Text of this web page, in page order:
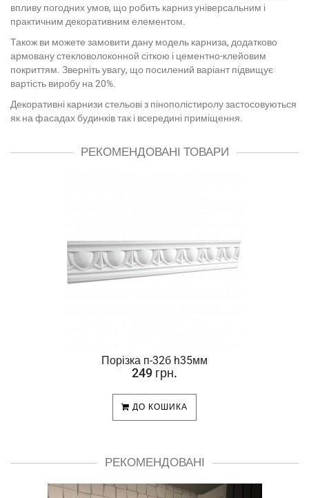
впливу погодних умов, що робить карниз універсальним і
практичним декоративним елементом.
Також ви можете замовити дану модель карниза, додатково
армовану стекловолоконной сіткою і цементно-клейовим
покриттям. Зверніть увагу, що посилений варіант підвищує
вартість виробу на 20%.
Декоративні карнизи стельові з пінополістиролу застосовуються
як на фасадах будинків так і всередині приміщення.
РЕКОМЕНДОВАНІ ТОВАРИ
Порізка п-32б h35мм
249 грн.
ДО КОШИКА
РЕКОМЕНДОВАНІ